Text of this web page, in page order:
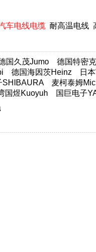
车电线电缆 耐高温电线
国久茂Jumo
德国特密
德国海因茨Heinz
日
SHIBAURA
麦柯泰姆
国煜Kuoyuh
国巨电子